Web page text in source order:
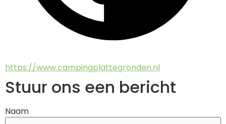
https://www.campingplattegronden.nl
Stuur ons een bericht
Naam